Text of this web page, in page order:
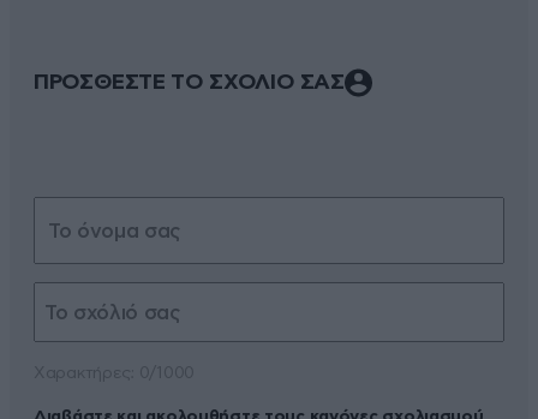
ΠΡΟΣΘΕΣΤΕ ΤΟ ΣΧΟΛΙΟ ΣΑΣ